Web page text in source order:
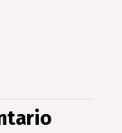
en forma de U